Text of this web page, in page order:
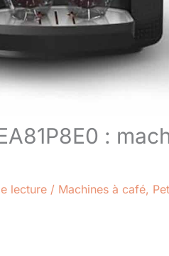
:
lecture / Machines à café,